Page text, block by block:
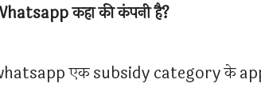
कहा की कंपनी है?
एक subsidy category के